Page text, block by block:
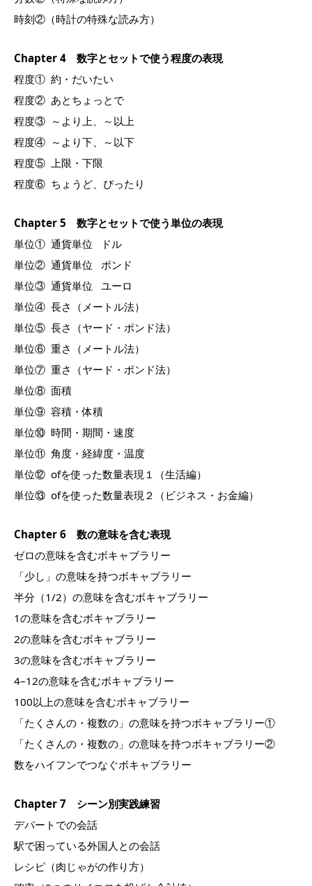
時刻②（時計の特殊な読み方）
Chapter 4 数字とセットで使う程度の表現
程度① 約・だいたい
程度② あとちょっとで
程度③ ～より上、～以上
程度④ ～より下、～以下
程度⑤ 上限・下限
程度⑥ ちょうど、ぴったり
Chapter 5 数字とセットで使う単位の表現
単位① 通貨単位 ドル
単位② 通貨単位 ポンド
単位③ 通貨単位 ユーロ
単位④ 長さ（メートル法）
単位⑤ 長さ（ヤード・ポンド法）
単位⑥ 重さ（メートル法）
単位⑦ 重さ（ヤード・ポンド法）
単位⑧ 面積
単位⑨ 容積・体積
単位⑩ 時間・期間・速度
単位⑪ 角度・経緯度・温度
単位⑫ ofを使った数量表現１（生活編）
単位⑬ ofを使った数量表現２（ビジネス・お金編）
Chapter 6 数の意味を含む表現
ゼロの意味を含むボキャブラリー
「少し」の意味を持つボキャブラリー
半分（1/2）の意味を含むボキャブラリー
1の意味を含むボキャブラリー
2の意味を含むボキャブラリー
3の意味を含むボキャブラリー
4–12の意味を含むボキャブラリー
100以上の意味を含むボキャブラリー
「たくさんの・複数の」の意味を持つボキャブラリー①
「たくさんの・複数の」の意味を持つボキャブラリー②
数をハイフンでつなぐボキャブラリー
Chapter 7 シーン別実践練習
デパートでの会話
駅で困っている外国人との会話
レシピ（肉じゃがの作り方）